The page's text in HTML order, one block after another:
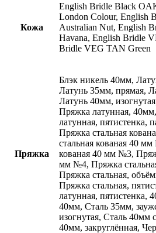
Кожа
English Bridle Black
London Colour, English
Australian Nut, English
Havana, English Bridle
Bridle VEG TAN Green
Пряжка
Блэк никель 40мм,
Латунь 35мм, прямая,
Латунь 40мм,
Пряжка латунная,
латунная, пятистенка,
Пряжка стальная
стальная кованая 40
кованая 40 мм №3,
мм №4, Пряжка
Пряжка стальная,
Пряжка стальная,
латунная, пятистенка,
40мм, Сталь 35мм,
изогнутая, Сталь 40мм
40мм, закруглённая,